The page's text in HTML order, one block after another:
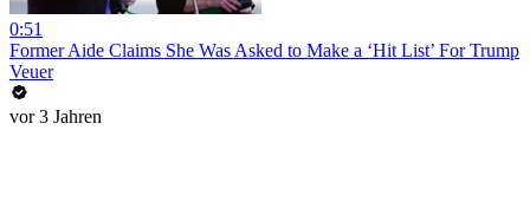
0:51
Former Aide Claims She Was Asked to Make a ‘Hit List’ For Trump
Veuer
vor 3 Jahren